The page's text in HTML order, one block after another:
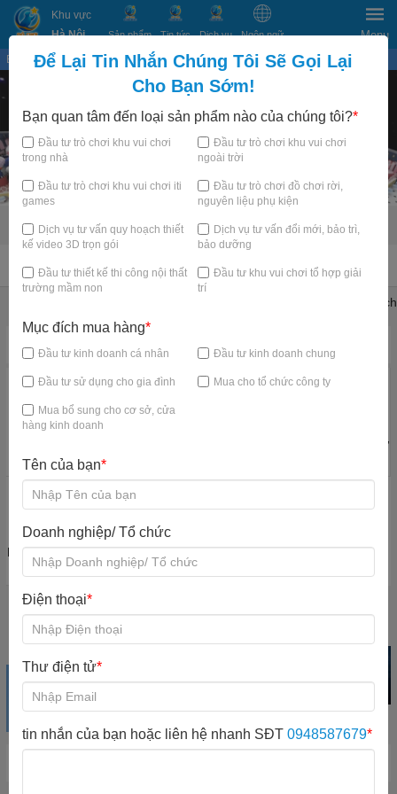
Khu vực
Hà Nội
Sản phẩm Tin tức Dịch vụ Ngôn ngữ Menu
Bạn đang xem tại
TRANG CHỦ
Thử
Danh mục nổi bật
vui chơi
Đào tạo nhân sự
Nội quy quy định Mổ rộng khu vui
chơi
Khu vui chơi
trong nhà
Trampoline park Iti Game Giải trí
Để Lại Tin Nhắn Chúng Tôi Sẽ Gọi Lại
Cho Bạn Sớm!
Bạn quan tâm đến loại sản phẩm nào của chúng tôi?*
Đầu tư trò chơi khu vui chơi
trong nhà
Đầu tư trò chơi khu vui chơi
ngoài trời
Đầu tư trò chơi khu vui chơi iti
games
Đầu tư trò chơi đồ chơi rời,
nguyên liệu phụ kiện
Dịch vụ tư vấn quy hoạch thiết
kế video 3D trọn gói
Dịch vụ tư vấn đổi mới, bảo trì,
bảo dưỡng
Đầu tư thiết kế thi công nội thất
trường mầm non
Đầu tư khu vui chơi tổ hợp giải
trí
Mục đích mua hàng*
Đầu tư kinh doanh cá nhân Đầu tư kinh doanh chung
Đầu tư sử dụng cho gia đình Mua cho tổ chức công ty
Mua bổ sung cho cơ sở, cửa
hàng kinh doanh
Tên của bạn*
Doanh nghiệp/ Tổ chức
Điện thoại*
Thư điện tử*
tin nhắn của bạn hoặc liên hệ nhanh SĐT 0948587679*